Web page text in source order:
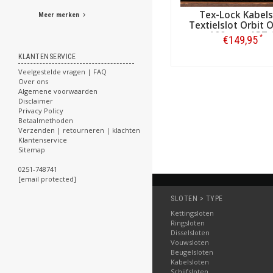
Meer merken
KLANTENSERVICE
Veelgestelde vragen | FAQ
Over ons
Algemene voorwaarden
Disclaimer
Privacy Policy
Betaalmethoden
Verzenden | retourneren | klachten
Klantenservice
Sitemap
0251-748741
[email protected]
Tex-Lock
Textielslot Orbit
100 cm - ART-
€149,95 *
SLOTEN > TYPE
Kettingsloten
Ringsloten
Disselsloten
Vouwsloten
Beugelsloten
Kabelsloten